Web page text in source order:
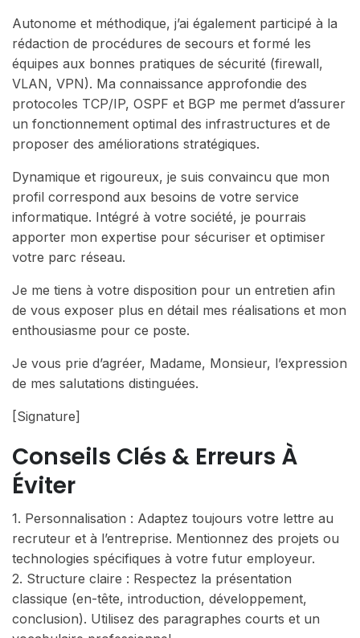
Autonome et méthodique, j’ai également participé à la
rédaction de procédures de secours et formé les
équipes aux bonnes pratiques de sécurité (firewall,
VLAN, VPN). Ma connaissance approfondie des
protocoles TCP/IP, OSPF et BGP me permet d’assurer
un fonctionnement optimal des infrastructures et de
proposer des améliorations stratégiques.
Dynamique et rigoureux, je suis convaincu que mon
profil correspond aux besoins de votre service
informatique. Intégré à votre société, je pourrais
apporter mon expertise pour sécuriser et optimiser
votre parc réseau.
Je me tiens à votre disposition pour un entretien afin
de vous exposer plus en détail mes réalisations et mon
enthousiasme pour ce poste.
Je vous prie d’agréer, Madame, Monsieur, l’expression
de mes salutations distinguées.
[Signature]
Conseils Clés & Erreurs À
Éviter
1. Personnalisation : Adaptez toujours votre lettre au
recruteur et à l’entreprise. Mentionnez des projets ou
technologies spécifiques à votre futur employeur.
2. Structure claire : Respectez la présentation
classique (en-tête, introduction, développement,
conclusion). Utilisez des paragraphes courts et un